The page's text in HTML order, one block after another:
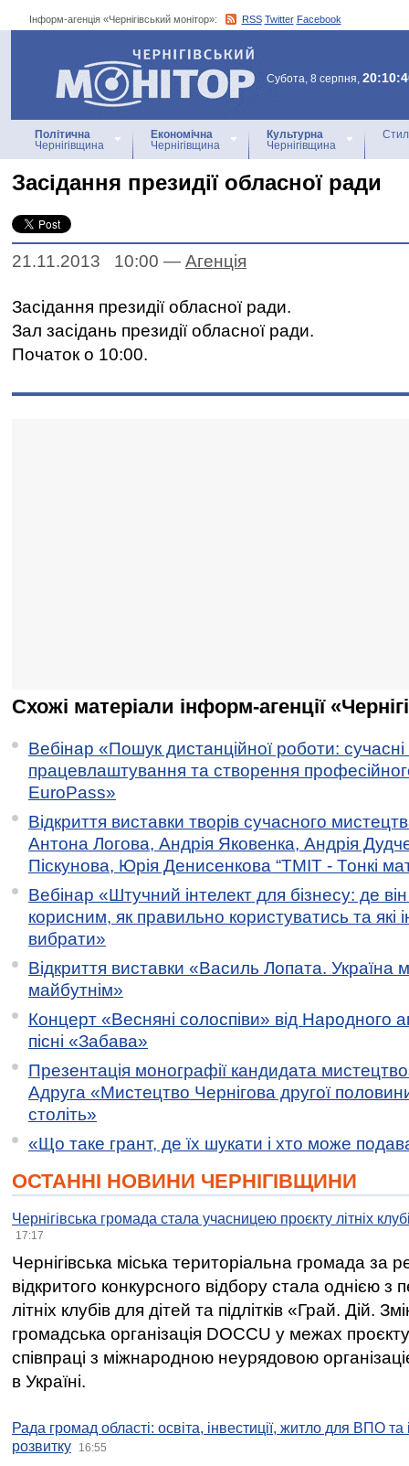
Інформ-агенція «Чернігівський монітор»: RSS Twitter Facebook
Інформ-агенція
«Чернігівський монітор»
Субота, 8 серпня,
Політична
Чернігівщина
Економічна
Чернігівщина
Культурна
Чернігівщина
Засідання президії обласної ради
21.11.2013 10:00 — Агенцiя
Засідання президії обласної ради.
Зал засідань президії обласної ради.
Початок о 10:00.
Схожі матеріали інформ-агенції
Вебінар «Пошук дистанційної роботи:
працевлаштування та створення
EuroPass»
Відкриття виставки творів сучасного
Антона Логова, Андрія Яковенка, Андрія
Піскунова, Юрія Денисенкова “ТМІТ - Тонкі
Вебінар «Штучний інтелект для бізнесу: де
корисним, як правильно користуватись та які
вибрати»
Відкриття виставки «Василь Лопата. Україна
майбутнім»
Концерт «Весняні солоспіви» від Народного
пісні «Забава»
Презентація монографії кандидата
Адруга «Мистецтво Чернігова другої
століть»
«Що таке грант, де їх шукати і хто може
ОСТАННІ НОВИНИ ЧЕРНІГІВЩИНИ
Чернігівська громада стала учасницею проєкту літніх
17:17
Чернігівська міська територіальна громада за
відкритого конкурсного відбору стала однією
літніх клубів для дітей та підлітків «Грай. Дій.
громадська організація DOCCU у межах
співпраці з міжнародною неурядовою
в Україні.
Рада громад області: освіта, інвестиції, житло для ВПО
розвитку
16:55